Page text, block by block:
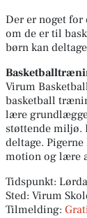
Der er noget for
om de er til
børn kan
Virum
basketball
lære
støttende miljø.
deltage.
motion og lære
Tidspunkt:
Sted: Virum
Tilmelding: